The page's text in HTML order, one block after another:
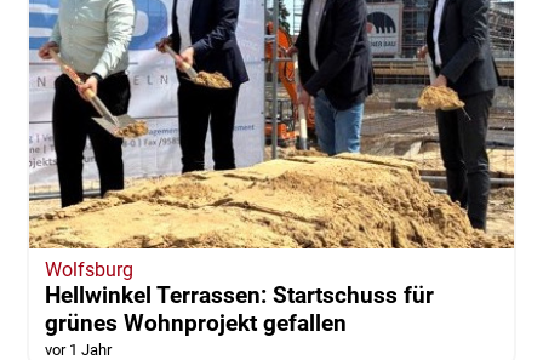
Wolfsburg
Hellwinkel Terrassen: Startschuss für
grünes Wohnprojekt gefallen
vor 1 Jahr